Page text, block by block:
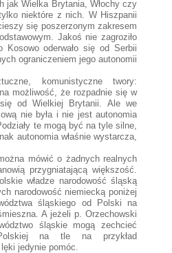
jak Wielka Brytania, Włochy czy
niektóre z nich. W Hiszpanii
się poszerzonym zakresem
Jakoś nie zagroziło
oderwało się od Serbii
ograniczeniem jego autonomii
komunistyczne twory:
możliwość, że rozpadnie się w
od Wielkiej Brytanii. Ale we
nie była i nie jest autonomia
te mogą być na tyle silne,
autonomia właśnie wystarcza,
mówić o żadnych realnych
przygniatającą większość.
władze narodowość śląską
narodowość niemiecką poniżej
śląskiego od Polski na
A jeżeli p. Orzechowski
śląskie mogą zechcieć
na tle na przykład
jedynie pomóc.